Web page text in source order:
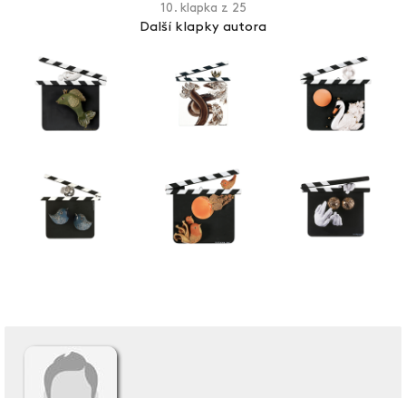
10. klapka z 25
Další klapky autora